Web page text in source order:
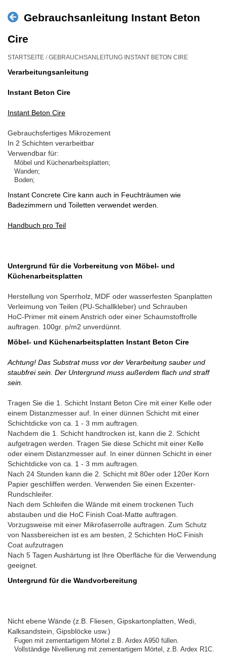
Gebrauchsanleitung Instant Beton
Cire
STARTSEITE /GEBRAUCHSANLEITUNG INSTANT BETON CIRE
Verarbeitungsanleitung
Instant Beton Cire
Instant Beton Cire
Gebrauchsfertiges Mikrozement
In 2 Schichten verarbeitbar
Verwendbar für:
Möbel und Küchenarbeitsplatten;
Wanden;
Boden;
Instant Concrete Cire kann auch in Feuchträumen wie
Badezimmern und Toiletten verwendet werden.
Handbuch pro Teil
Untergrund für die Vorbereitung von Möbel- und
Küchenarbeitsplatten
Herstellung von Sperrholz, MDF oder wasserfesten Spanplatten
Verleimung von Teilen (PU-Schallkleber) und Schrauben
HoC-Primer mit einem Anstrich oder einer Schaumstoffrolle
auftragen. 100gr. p/m2 unverdünnt.
Möbel- und Küchenarbeitsplatten Instant Beton Cire
Achtung! Das Substrat muss vor der Verarbeitung sauber und
staubfrei sein. Der Untergrund muss außerdem flach und straff
sein.
Tragen Sie die 1. Schicht Instant Beton Cire mit einer Kelle oder
einem Distanzmesser auf. In einer dünnen Schicht mit einer
Schichtdicke von ca. 1 - 3 mm auftragen.
Nachdem die 1. Schicht handtrocken ist, kann die 2. Schicht
aufgetragen werden. Tragen Sie diese Schicht mit einer Kelle
oder einem Distanzmesser auf. In einer dünnen Schicht in einer
Schichtdicke von ca. 1 - 3 mm auftragen.
Nach 24 Stunden kann die 2. Schicht mit 80er oder 120er Korn
Papier geschliffen werden. Verwenden Sie einen Exzenter-
Rundschleifer.
Nach dem Schleifen die Wände mit einem trockenen Tuch
abstauben und die HoC Finish Coat-Matte auftragen.
Vorzugsweise mit einer Mikrofaserrolle auftragen. Zum Schutz
von Nassbereichen ist es am besten, 2 Schichten HoC Finish
Coat aufzutragen
Nach 5 Tagen Aushärtung ist Ihre Oberfläche für die Verwendung
geeignet.
Untergrund für die Wandvorbereitung
Nicht ebene Wände (z.B. Fliesen, Gipskartonplatten, Wedi,
Kalksandstein, Gipsblöcke usw.)
Fugen mit zementartigem Mörtel z.B. Ardex A950 füllen.
Vollständige Nivellierung mit zementartigem Mörtel, z.B. Ardex R1C.